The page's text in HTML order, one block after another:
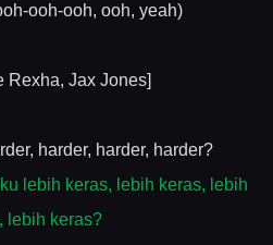
ooh-ooh, ooh, yeah)
Rexha, Jax Jones]
harder, harder, harder?
lebih keras, lebih keras, lebih
lebih keras?